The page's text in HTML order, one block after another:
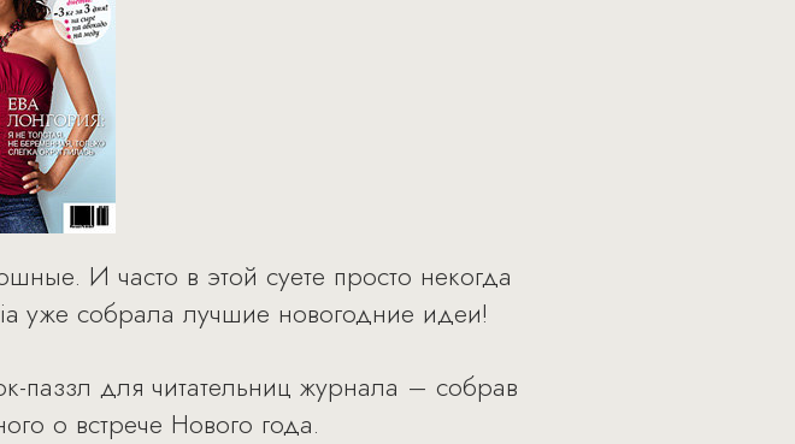
И часто в этой суете просто некогда
уже собрала лучшие новогодние идеи!
паззл для читательниц журнала – собрав
о встрече Нового года.